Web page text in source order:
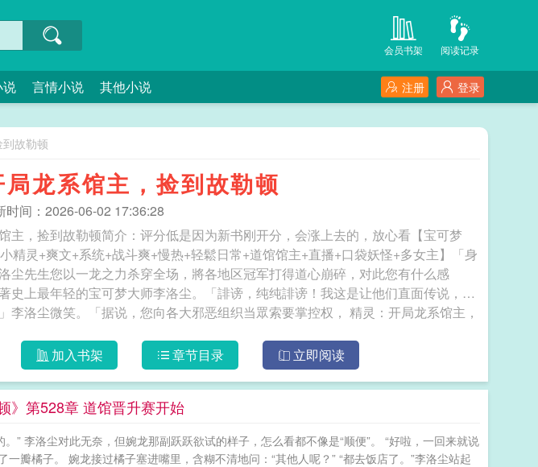
阅读记录
会员书架
说 言情小说 其他小说 登录
注册
故勒顿
龙系馆主，捡到故勒顿
时间：2026-06-02 17:36:28
主，捡到故勒顿简介：评分低是因为新书刚开分，会涨上去的，放心看【宝可梦
精灵+爽文+系统+战斗爽+慢热+轻鬆日常+道馆馆主+直播+口袋妖怪+多女主】「身
尘先生您以一龙之力杀穿全场，將各地区冠军打得道心崩碎，对此您有什么感
史上最年轻的宝可梦大师李洛尘。「誹谤，纯纯誹谤！我这是让他们直面传说，有
尘微笑。「据说，您向各大邪恶组织当眾索要掌控权， 精灵：开局龙系馆主，
加入书架 章节目录 立即阅读
》第528章 道馆晋升赛开始
” 李洛尘对此无奈，但婉龙那副跃跃欲试的样子，怎么看都不像是“顺便”。 “好啦，一回来就说
瓣橘子。 婉龙接过橘子塞进嘴里，含糊不清地问：“其他人呢？” “都去饭店了。”李洛尘站起